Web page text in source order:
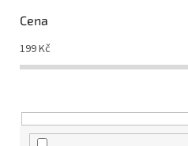
Cena
199Kč